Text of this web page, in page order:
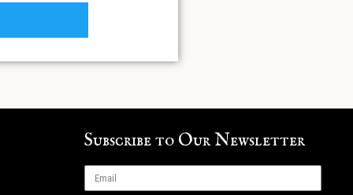
Subscribe to Our Newsletter